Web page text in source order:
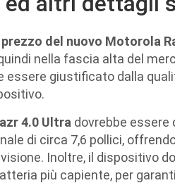
del nuovo Motorola
nella fascia alta del
essere giustificato dalla
4.0 Ultra dovrebbe essere
di circa 7,6 pollici,
Inoltre, il dispositivo
più capiente, per